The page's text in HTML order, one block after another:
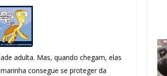
adulta. Mas, quando chegam, elas
consegue se proteger da